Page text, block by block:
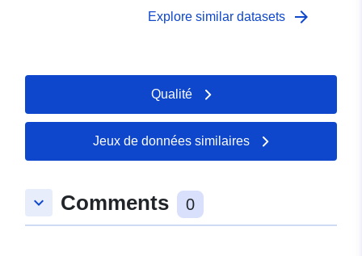
Explore similar datasets arrow_forward
Qualité
Jeux de données similaires
keyboard_arrow_down Comments 0